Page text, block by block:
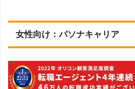
看護師
→詳しい記事を見る
医療WORKER
【公式】https://
→詳しい記事を見る 【公式】https://job-
保育士
→詳しい記事を見る
ジョブデポ保育士
【公式】https://j-
女性向け：パソナキャリア